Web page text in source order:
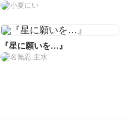
小夏にい
『星に願いを…』
名無忍 主水